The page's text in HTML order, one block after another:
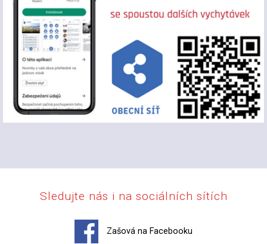
Sledujte nás i na sociálních sítích
Zašová na Facebooku